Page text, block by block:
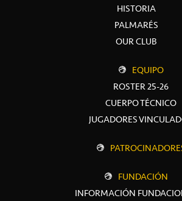
HISTORIA
PALMARÉS
OUR CLUB
EQUIPO
ROSTER 25-26
CUERPO TÉCNICO
JUGADORES
FUNDACIÓN
INFORMACIÓN